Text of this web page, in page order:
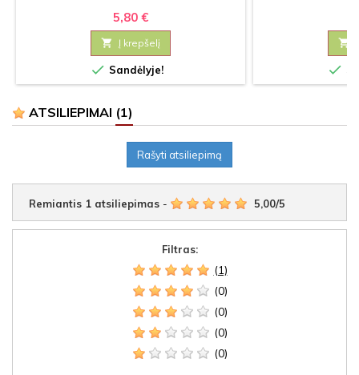
5,80 €
 Į krepšelį
 Sandėlyje!


ATSILIEPIMAI (1)
Rašyti atsiliepimą
Remiantis 1 atsiliepimas - 5,00/5
Filtras:
(1)
(0)
(0)
(0)
(0)